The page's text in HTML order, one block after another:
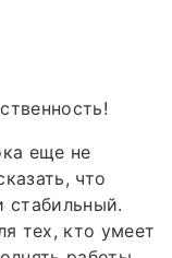
еще не
что
стабильный.
тех, кто умеет